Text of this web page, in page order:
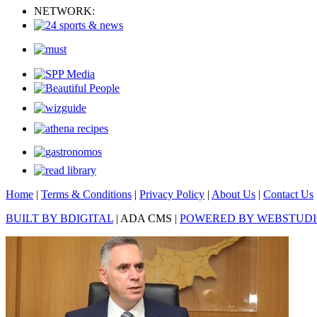
NETWORK:
Home | Terms & Conditions | Privacy Policy | About Us | Contact Us
BUILT BY BDIGITAL | ADA CMS | POWERED BY